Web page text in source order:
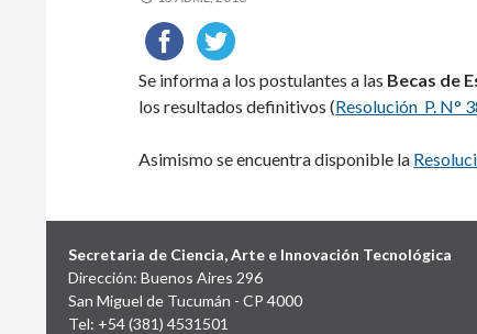
Se informa a los postulantes a las Becas de
los resultados definitivos (Resolución P. N°
Asimismo se encuentra disponible la
Secretaria de Ciencia, Arte e Innovación Tecnológica
Dirección: Buenos Aires 296
San Miguel de Tucumán - CP 4000
Tel: +54 (381) 4531501